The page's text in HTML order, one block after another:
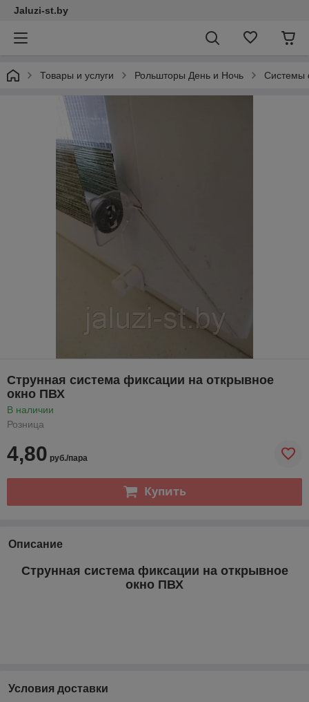
Jaluzi-st.by
Товары и услуги Рольшторы День и Ночь Системы
Струнная система фиксации на открывное
окно ПВХ
В наличии
Розница
4,80 руб./пара
Купить
Описание
Струнная системафиксации на открывное
окно ПВХ
Условия доставки